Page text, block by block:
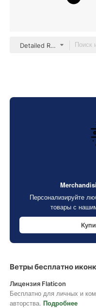
Detailed Rounded Lineal
Персонализируйте
товары с
Ветры бесплатно
Лицензия Flaticon
Бесплатно для личных и
авторства. Подробнее